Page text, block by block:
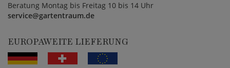
Beratung Montag bis Freitag 10 bis 14 Uhr
service@gartentraum.de
EUROPAWEITE LIEFERUNG